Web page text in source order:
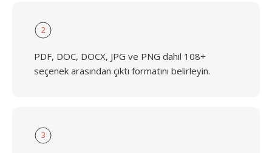
2
PDF, DOC, DOCX, JPG ve PNG dahil 108+
seçenek arasından çıktı formatını belirleyin.
3